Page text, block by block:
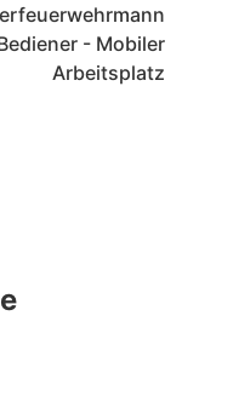
- Mobiler
Arbeitsplatz